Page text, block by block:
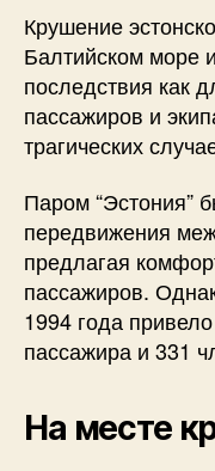
Крушение
Балтийском море
последствия как
пассажиров и
трагических
Паром “Эстония”
передвижения
предлагая
пассажиров.
1994 года
пассажира и 331
На месте